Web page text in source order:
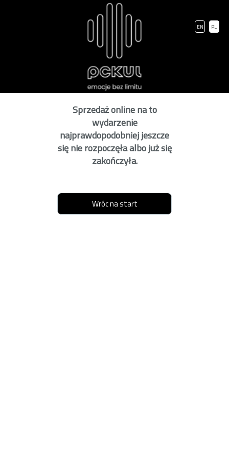
PL
EN
Sprzedaż online na to
wydarzenie
najprawdopodobniej jeszcze
się nie rozpoczęła albo już się
zakończyła.
Wróc na start